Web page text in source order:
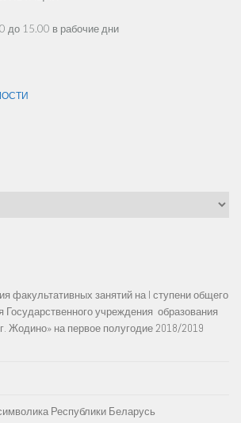
до 15.00 в рабочие дни
факультативных занятий на I ступени общего
Государственного учреждения образования
Жодино» на первое полугодие 2018/2019
Республики Беларусь